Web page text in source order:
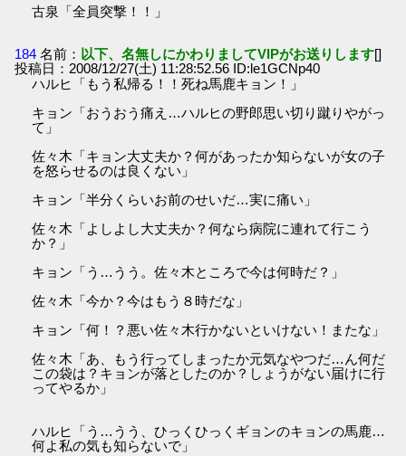
古泉「全員突撃！！」
184 名前： 以下、名無しにかわりましてVIPがお送りします[]
投稿日：2008/12/27(土) 11:28:52.56 ID:le1GCNp40
ハルヒ「もう私帰る！！死ね馬鹿キョン！」
キョン「おうおう痛え…ハルヒの野郎思い切り蹴りやがっ
て」
佐々木「キョン大丈夫か？何があったか知らないが女の子
を怒らせるのは良くない」
キョン「半分くらいお前のせいだ…実に痛い」
佐々木「よしよし大丈夫か？何なら病院に連れて行こう
か？」
キョン「う…うう。佐々木ところで今は何時だ？」
佐々木「今か？今はもう８時だな」
キョン「何！？悪い佐々木行かないといけない！またな」
佐々木「あ、もう行ってしまったか元気なやつだ…ん何だ
この袋は？キョンが落としたのか？しょうがない届けに行
ってやるか」
ハルヒ「う…うう、ひっくひっくギョンのキョンの馬鹿…
何よ私の気も知らないで」